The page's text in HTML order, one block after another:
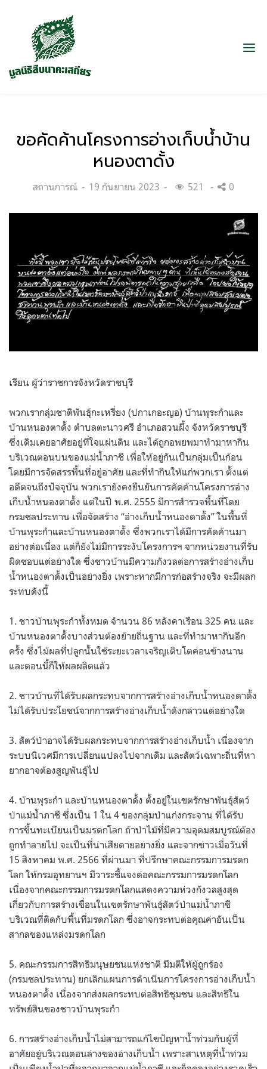
ขอคัดค้านโครงการอ่างเก็บน้ำบ้าน
หนองตาดั้ง
Categories:
สถานการณ์
Posted
19 กันยายน 2023 521 0
เรียน ผู้ว่าราชการจังหวัดราชบุรี
พวกเรากลุ่มชาติพันธุ์กะเหรี่ยง (ปกาเกอะญอ) บ้านพุระกำและ
บ้านหนองตาดั้ง ตำบลตะนาวศรี อำเภอสวนผึ้ง จังหวัดราชบุรี
ซึ่งเดิมเคยอาศัยอยู่ที่ใจแผ่นดิน และได้ถูกอพยพมาทำมาหากิน
บริเวณตอนบนของแม่น้ำภาชี เพื่อให้อยู่กันเป็นกลุ่มเป็นก้อน
โดยมีการจัดสรรพื้นที่อยู่อาศัย และที่ทำกินให้แก่พวกเรา ตั้งแต่
อดีตจนถึงปัจจุบัน พวกเรายังคงยืนยันการคัดค้านโครงการอ่าง
เก็บน้ำหนองตาดั้ง แต่ในปี พ.ศ. 2555 มีการสำรวจพื้นที่โดย
กรมชลประทาน เพื่อจัดสร้าง “อ่างเก็บน้ำหนองตาดั้ง” ในพื้นที่
บ้านพุระกำและบ้านหนองตาดั้ง ซึ่งพวกเราได้มีการคัดค้านมา
อย่างต่อเนื่อง แต่ก็ยังไม่มีการระงับโครงการฯ จากหน่วยงานที่รับ
ผิดชอบแต่อย่างใด ซึ่งชาวบ้านมีความกังวลต่อการสร้างอ่างเก็บ
น้ำหนองตาดั้งเป็นอย่างยิ่ง เพราะหากมีการก่อสร้างจริง จะมีผลก
ระทบดังนี้
1. ชาวบ้านพุระกำทั้งหมด จำนวน 86 หลังคาเรือน 325 คน และ
บ้านหนองตาดั้งบางส่วนต้องย้ายถิ่นฐาน และที่ทำมาหากินอีก
ครั้ง ซึ่งไม้ผลที่ปลูกนั้นใช้ระยะเวลาเจริญเติบโตค่อนข้างนาน
และตอนนี้ก็ให้ผลผลิตแล้ว
2. ชาวบ้านที่ได้รับผลกระทบจากการสร้างอ่างเก็บน้ำหนองตาดั้ง
ไม่ได้รับประโยชน์จากการสร้างอ่างเก็บน้ำดังกล่าวแต่อย่างใด
3. สัตว์ป่าอาจได้รับผลกระทบจากการสร้างอ่างเก็บน้ำ เนื่องจาก
ระบบนิเวศมีการเปลี่ยนแปลงไปจากเดิม และสัตว์เฉพาะถิ่นที่หา
ยากอาจต้องสูญพันธุ์ไป
4. บ้านพุระกำ และบ้านหนองตาดั้ง ตั้งอยู่ในเขตรักษาพันธุ์สัตว์
ป่าแม่น้ำภาชี ซึ่งเป็น 1 ใน 4 ของกลุ่มป่าแก่งกระจาน ที่ได้รับ
การขึ้นทะเบียนเป็นมรดกโลก ถ้าป่าไม้ที่มีความอุดมสมบูรณ์ต้อง
ถูกทำลายไป จะเป็นที่น่าเสียดายอย่างยิ่ง และจากข่าวเมื่อวันที่
15 สิงหาคม พ.ศ. 2566 ที่ผ่านมา ที่ปรึกษาคณะกรรมการมรดก
โลก ให้กรมอุทยานฯ มีวาระชี้แจงต่อคณะกรรมการมรดกโลก
เนื่องจากคณะกรรมการมรดกโลกแสดงความห่วงกังวลสูงสุด
เกี่ยวกับการสร้างเขื่อนในเขตรักษาพันธุ์สัตว์ป่าแม่น้ำภาชี
บริเวณที่ติดกับพื้นที่มรดกโลก ซึ่งอาจกระทบต่อคุณค่าอันเป็น
สากลของแหล่งมรดกโลก
5. คณะกรรมการสิทธิมนุษยชนแห่งชาติ มีมติให้ผู้ถูกร้อง
(กรมชลประทาน) ยกเลิกแผนการดำเนินการโครงการอ่างเก็บน้ำ
หนองตาดั้ง เนื่องจากส่งผลกระทบต่อสิทธิชุมชน และสิทธิใน
ทรัพย์สินของชาวบ้านพุระกำ
6. การสร้างอ่างเก็บน้ำไม่สามารถแก้ไขปัญหาน้ำท่วมกับผู้ที่
อาศัยอยู่บริเวณตอนล่างของอ่างเก็บน้ำ เพราะสาเหตุที่น้ำท่วม